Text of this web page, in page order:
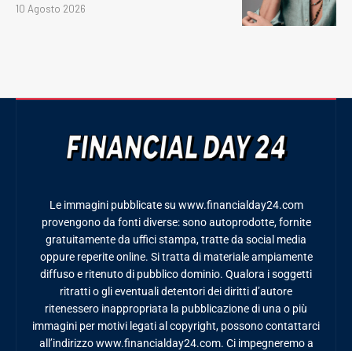
10 Agosto 2026
Le immagini pubblicate su www.financialday24.com
provengono da fonti diverse: sono autoprodotte, fornite
gratuitamente da uffici stampa, tratte da social media
oppure reperite online. Si tratta di materiale ampiamente
diffuso e ritenuto di pubblico dominio. Qualora i soggetti
ritratti o gli eventuali detentori dei diritti d’autore
ritenessero inappropriata la pubblicazione di una o più
immagini per motivi legati al copyright, possono contattarci
all’indirizzo www.financialday24.com. Ci impegneremo a